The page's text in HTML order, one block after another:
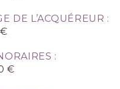
DE L’ACQUÉREUR :
:
€